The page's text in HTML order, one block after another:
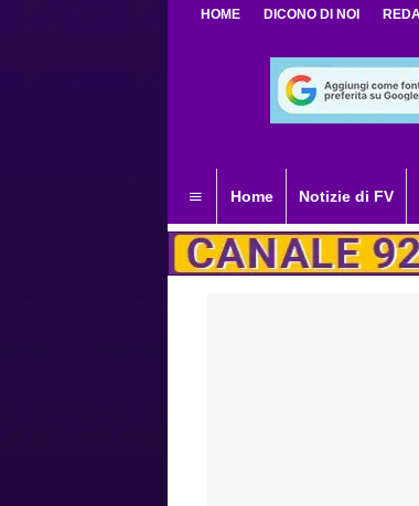
HOME DICONO DI NOI
Home Notizie di FV